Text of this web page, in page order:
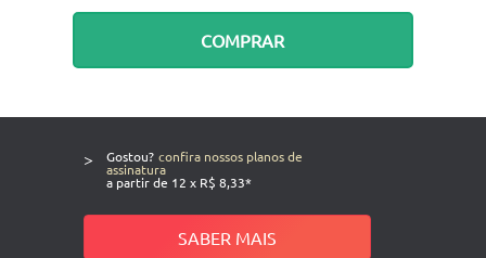
COMPRAR
> Gostou? confira nossos planos de
assinatura
a partir de 12 x R$ 8,33*
SABER MAIS